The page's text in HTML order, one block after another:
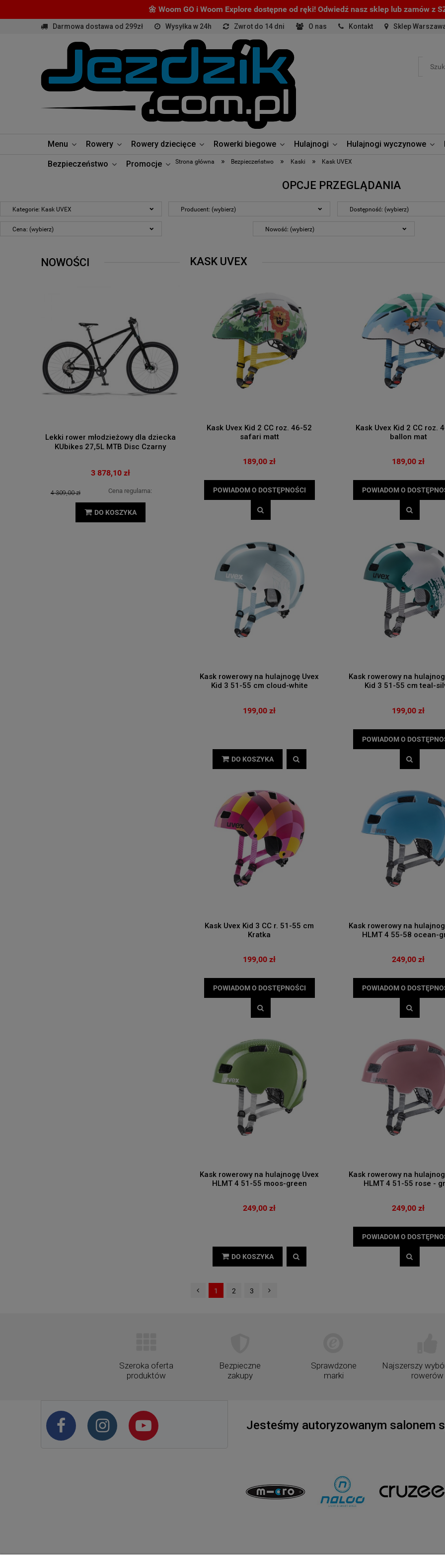
🌼 Woom GO i Woom Explore dostępne od ręki! Odwiedź nasz sklep lub zamów z
Darmowa dostawa od 299zł Wysyłka w 24h Zwrot do 14 dni O nas Kontakt Sklep
Menu Rowery Rowery dziecięce Rowerki biegowe Hulajnogi Hulajnogi wyczynowe
Bezpieczeństwo Promocje Strona główna » Bezpieczeństwo » Kaski » Kask UVEX
OPCJE PRZEGLĄDANIA
Kategorie: Kask UVEX Producent: (wybierz) Dostępność: (wybierz)
Cena: (wybierz) Nowość: (wybierz)
NOWOŚCI
Lekki rower młodzieżowy dla dziecka
KUbikes 27,5L MTB Disc Czarny
3 878,10 zł
Cena regularna:
4 309,00 zł
DO KOSZYKA
79,00 zł 20,00 zł
KASK UVEX
Kask Uvex Kid 2 CC roz. 46-52
safari matt
189,00 zł
POWIADOM O DOSTĘPNOŚCI
Kask Uvex Kid 2 CC roz.
ballon mat
189,00 zł
POWIADOM O
Kask rowerowy na hulajnogę Uvex
Kid 3 51-55 cm cloud-white
199,00 zł
DO KOSZYKA
Kask rowerowy na
Kid 3 51-55 cm teal-
199,00 zł
POWIADOM O
Kask Uvex Kid 3 CC r. 51-55 cm
Kratka
199,00 zł
POWIADOM O DOSTĘPNOŚCI
Kask rowerowy na
HLMT 4 55-58 ocean-
249,00 zł
POWIADOM O
Kask rowerowy na hulajnogę Uvex
HLMT 4 51-55 moos-green
249,00 zł
DO KOSZYKA
Kask rowerowy na
HLMT 4 51-55 rose -
249,00 zł
POWIADOM O
1 2 3
Szeroka oferta
produktów
Bezpieczne
zakupy
Sprawdzone
marki
Najszerszy
rowerów
Jesteśmy autoryzowanym salonem